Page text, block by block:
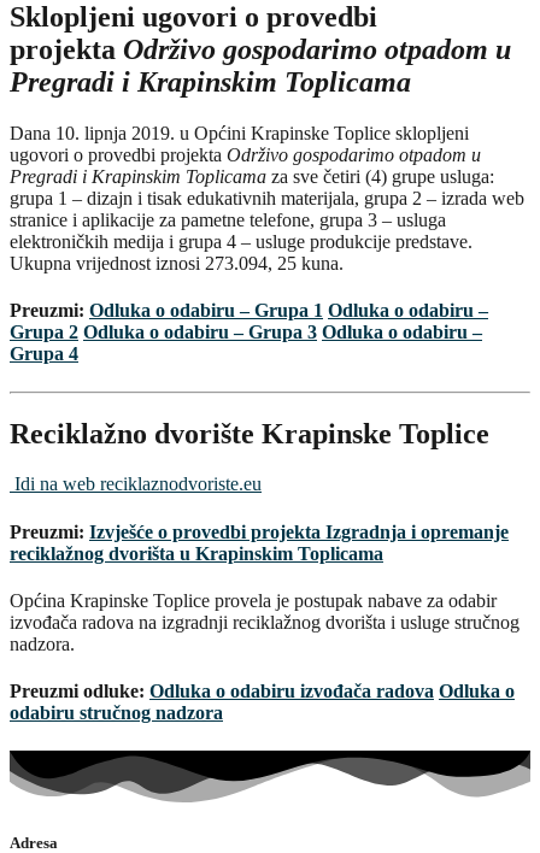
Sklopljeni ugovori o provedbi
projekta Održivo gospodarimo otpadom u
Pregradi i Krapinskim Toplicama
Dana 10. lipnja 2019. u Općini Krapinske Toplice sklopljeni
ugovori o provedbi projekta Održivo gospodarimo otpadom u
Pregradi i Krapinskim Toplicama za sve četiri (4) grupe usluga:
grupa 1 – dizajn i tisak edukativnih materijala, grupa 2 – izrada web
stranice i aplikacije za pametne telefone, grupa 3 – usluga
elektroničkih medija i grupa 4 – usluge produkcije predstave.
Ukupna vrijednost iznosi 273.094, 25 kuna.
Preuzmi: Odluka o odabiru – Grupa 1 Odluka o odabiru –
Grupa 2 Odluka o odabiru – Grupa 3 Odluka o odabiru –
Grupa 4
Reciklažno dvorište Krapinske Toplice
Idi na web reciklaznodvoriste.eu
Preuzmi: Izvješće o provedbi projekta Izgradnja i opremanje
reciklažnog dvorišta u Krapinskim Toplicama
Općina Krapinske Toplice provela je postupak nabave za odabir
izvođača radova na izgradnji reciklažnog dvorišta i usluge stručnog
nadzora.
Preuzmi odluke: Odluka o odabiru izvođača radova Odluka o
odabiru stručnog nadzora
Adresa